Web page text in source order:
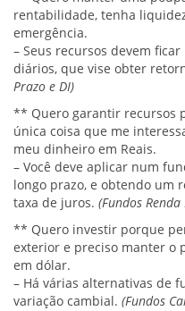
rentabilidade, tenha
emergência.
– Seus recursos devem
diários, que vise obter
Prazo e DI)
** Quero garantir recursos
única coisa que me
meu dinheiro em Reais.
– Você deve aplicar num
longo prazo, e obtendo um
taxa de juros. (Fundos Renda
** Quero investir porque
exterior e preciso manter o
em dólar.
– Há várias alternativas de
variação cambial. (Fundos